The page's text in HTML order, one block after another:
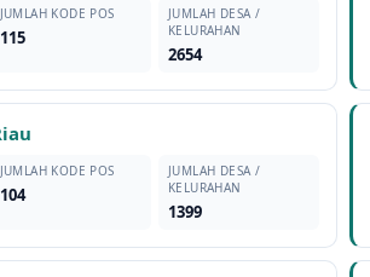
JUMLAH KODE POS
115
JUMLAH DESA /
KELURAHAN
2654
JUMLAH KODE POS
104
JUMLAH DESA /
KELURAHAN
1399